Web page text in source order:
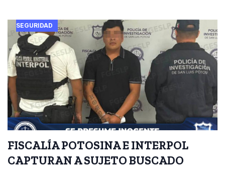
SEGURIDAD
FISCALÍA POTOSINA E INTERPOL
CAPTURAN A SUJETO BUSCADO